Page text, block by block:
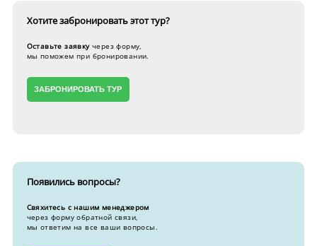
Хотите забронироватьэтот тур?
Оставьте заявкучерез форму,
мы поможем при бронировании.
ЗАБРОНИРОВАТЬ ТУР
Появились вопросы?
Свяхитесь с нашим менеджером
через форму обратной связи,
мы ответим на все ваши вопросы.